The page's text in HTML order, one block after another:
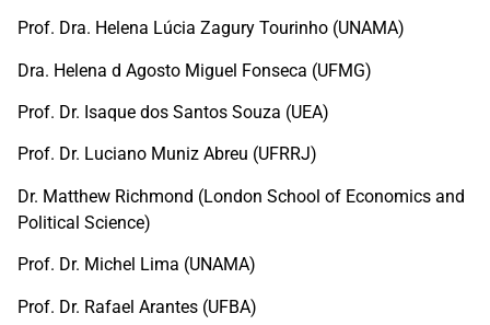
Prof. Dra. Helena Lúcia Zagury Tourinho (UNAMA)
Dra. Helena d Agosto Miguel Fonseca (UFMG)
Prof. Dr. Isaque dos Santos Souza (UEA)
Prof. Dr. Luciano Muniz Abreu (UFRRJ)
Dr. Matthew Richmond (London School of Economics and
Political Science)
Prof. Dr. Michel Lima (UNAMA)
Prof. Dr. Rafael Arantes (UFBA)